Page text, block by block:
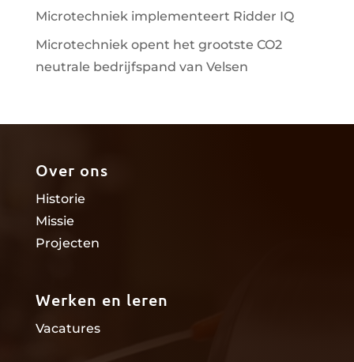
Microtechniek implementeert Ridder IQ
Microtechniek opent het grootste CO2
neutrale bedrijfspand van Velsen
Over ons
Historie
Missie
Projecten
Werken en leren
Vacatures